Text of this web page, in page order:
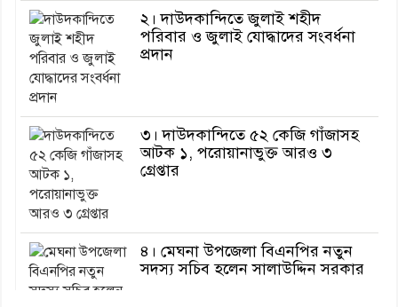
২। দাউদকান্দিতে জুলাই শহীদ
পরিবার ও জুলাই যোদ্ধাদের সংবর্ধনা
প্রদান
৩। দাউদকান্দিতে ৫২ কেজি গাঁজাসহ
আটক ১, পরোয়ানাভুক্ত আরও ৩
গ্রেপ্তার
৪। মেঘনা উপজেলা বিএনপির নতুন
সদস্য সচিব হলেন সালাউদ্দিন সরকার